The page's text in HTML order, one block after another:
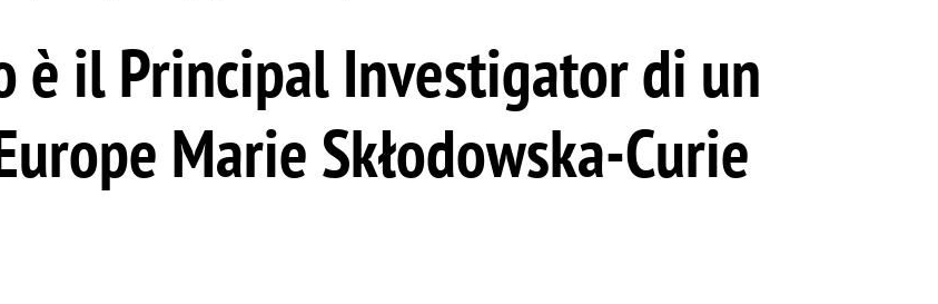
è il Principal Investigator di un
Marie Skłodowska-Curie